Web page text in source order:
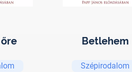
Betlehem
Szépirodalom